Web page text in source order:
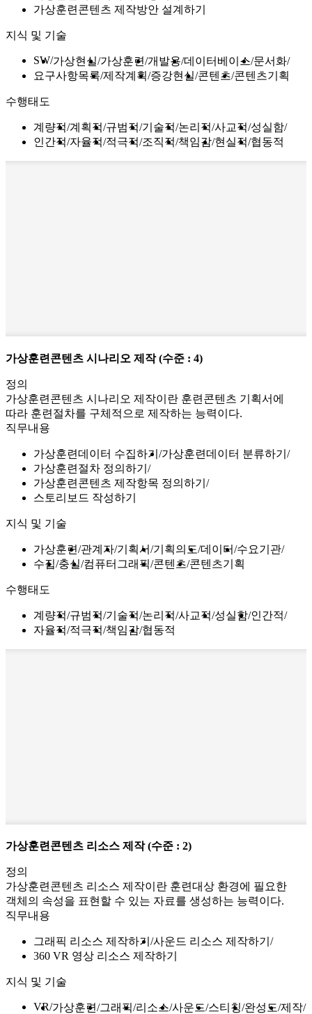
가상훈련콘텐츠 제작방안 설계하기
지식 및 기술
SW 가상현실 가상훈련 개발용 데이터베이스 문서화
요구사항목록 제작계획 증강현실 콘텐츠 콘텐츠기획
수행태도
계량적 계획적 규범적 기술적 논리적 사교적 성실함
인간적 자율적 적극적 조직적 책임감 현실적 협동적
가상훈련콘텐츠 시나리오 제작(수준 : 4)
정의
가상훈련콘텐츠 시나리오 제작이란 훈련콘텐츠 기획서에
따라 훈련절차를 구체적으로 제작하는 능력이다.
직무내용
가상훈련데이터 수집하기
가상훈련데이터 분류하기
가상훈련절차 정의하기
가상훈련콘텐츠 제작항목 정의하기
스토리보드 작성하기
지식 및 기술
가상훈련 관계자 기획서 기획의도 데이터 수요기관
수집 충실 컴퓨터그래픽 콘텐츠 콘텐츠기획
수행태도
계량적 규범적 기술적 논리적 사교적 성실함 인간적
자율적 적극적 책임감 협동적
가상훈련콘텐츠 리소스 제작(수준 : 2)
정의
가상훈련콘텐츠 리소스 제작이란 훈련대상 환경에 필요한
객체의 속성을 표현할 수 있는 자료를 생성하는 능력이다.
직무내용
그래픽 리소스 제작하기
사운드 리소스 제작하기
360 VR 영상 리소스 제작하기
지식 및 기술
VR 가상훈련 그래픽 리소스 사운드 스티칭 완성도 제작